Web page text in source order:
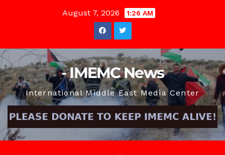
August 7, 2026 1:26 AM
- IMEMC News
International Middle East Media Center